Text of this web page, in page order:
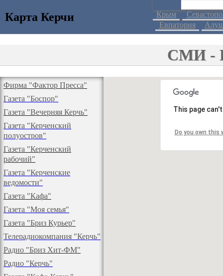
Карта Керчи Крым
Евпатория
СМИ -
Фирма "Фактор Пресса"
Газета "Боспор"
Газета "Вечерняя Керчь"
Газета "Керченский
полуостров"
Газета "Керченский
рабочий"
Газета "Керченские
ведомости"
Газета "Кафа"
Газета "Моя семья"
Газета "Бриз Курьер"
Телерадиокомпания "Керчь"
Радио "Бриз Хит-ФМ"
Радио "Керчь"
This page
Do you own this